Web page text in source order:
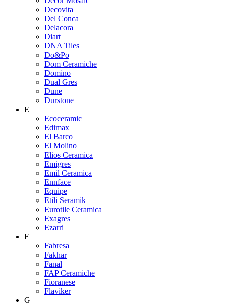
Decovita
Del Conca
Delacora
Diart
DNA Tiles
Do&Po
Dom Ceramiche
Domino
Dual Gres
Dune
Durstone
E
Ecoceramic
Edimax
El Barco
El Molino
Elios Ceramica
Emigres
Emil Ceramica
Ennface
Equipe
Etili Seramik
Eurotile Ceramica
Exagres
Ezarri
F
Fabresa
Fakhar
Fanal
FAP Ceramiche
Fioranese
Flaviker
G